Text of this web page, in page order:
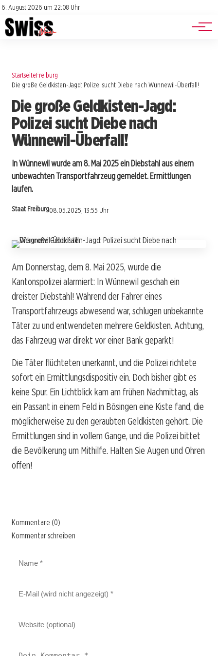
6. August 2026 um 22:08 Uhr
Impressum
Datenschutz
Jobs
Events
StartseiteFreiburg
Die große Geldkisten-Jagd: Polizei sucht Diebe nach Wünnewil-Überfall!
Die große Geldkisten-Jagd:
Polizei sucht Diebe nach
Wünnewil-Überfall!
In Wünnewil wurde am 8. Mai 2025 ein Diebstahl aus einem
unbewachten Transportfahrzeug gemeldet. Ermittlungen
laufen.
Staat Freiburg08.05.2025, 13:55 Uhr
Am Donnerstag, dem 8. Mai 2025, wurde die
Kantonspolizei alarmiert: In Wünnewil geschah ein
dreister Diebstahl! Während der Fahrer eines
Transportfahrzeugs abwesend war, schlugen unbekannte
Täter zu und entwendeten mehrere Geldkisten. Achtung,
das Fahrzeug war direkt vor einer Bank geparkt!
Die Täter flüchteten unerkannt, und die Polizei richtete
sofort ein Ermittlungsdispositiv ein. Doch bisher gibt es
keine Spur. Ein Lichtblick kam am frühen Nachmittag, als
ein Passant in einem Feld in Bösingen eine Kiste fand, die
möglicherweise zu den geraubten Geldkisten gehört. Die
Ermittlungen sind in vollem Gange, und die Polizei bittet
die Bevölkerung um Mithilfe. Halten Sie Augen und Ohren
offen!
Kommentare (0)
Kommentar schreiben